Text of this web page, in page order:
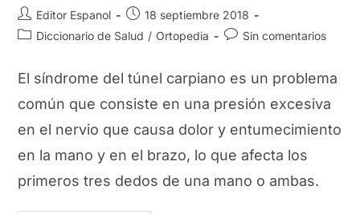
Autor
de
Editor Espanol
Publicación
de
18 septiembre 2018
Categoría
entrada:
Diccionario de Salud / Ortopedia
Comentarios
entrada:
Sin comentarios
El síndrome del túnel carpiano es un problema
común que consiste en una presión excesiva
en el nervio que causa dolor y entumecimiento
en la mano y en el brazo, lo que afecta los
primeros tres dedos de una mano o ambas.